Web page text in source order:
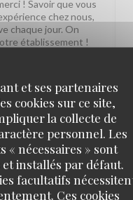
et ses partenaires
cookies sur ce site,
la collecte de
personnel. Les
« nécessaires » sont
installés par défaut.
facultatifs
Ces cookies
! Savoir que vous
chez nous,
chaque jour. On
établissement !
4
: